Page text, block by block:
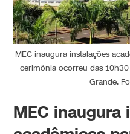
MEC inaugura instalações
cerimônia ocorreu das
Grande.
MEC inaugura